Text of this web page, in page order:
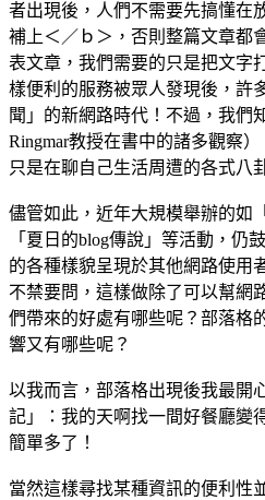
者出現後，人們不需要先搞懂在
補上＜／ｂ＞，否則整篇文章都
表文章，我們需要的只是把文字
樣便利的服務被眾人發現後，許
聞」的新網路時代！不過，我們
Ringmar教授在書中的諸多觀察
只是在聊自己生活周遭的各式八
儘管如此，近年大規模舉辦的如
「夏日的blog傳說」等活動，仍
的各種樣貌呈現於其他網路使用
不禁要問，這樣做除了可以幫網
們帶來的好處有哪些呢？部落格
響又有哪些呢？
以我而言，部落格出現後我最開
記」：我的天啊找一間好餐廳變
簡單多了！
當然這樣尋找某種資訊的便利性